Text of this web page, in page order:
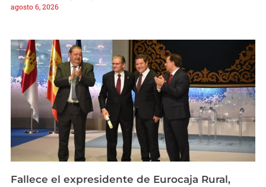
agosto 6, 2026
Fallece el expresidente de Eurocaja Rural,